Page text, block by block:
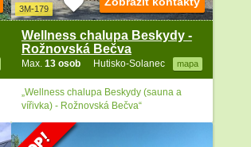
3M-179
Wellness chalupa Beskydy -
Rožnovská Bečva
Hutisko-Solanec mapa
Max. 13 osob
„Wellness chalupa Beskydy (sauna a
vířivka) - Rožnovská Bečva“